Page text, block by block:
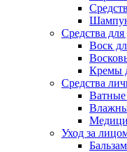
Средства
Воск
Кремы
Средства
Ватные
Уход за